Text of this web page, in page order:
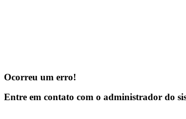
Ocorreu um erro!
Entre em contato com o administrador do